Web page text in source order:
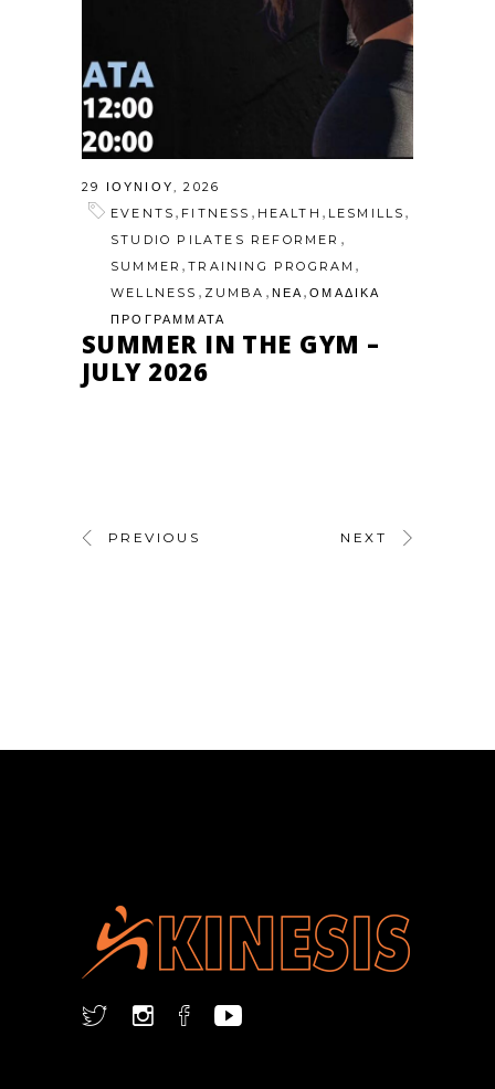
29 ΙΟΥΝΊΟΥ, 2026
EVENTS , FITNESS , HEALTH , LESMILLS ,
STUDIO PILATES REFORMER ,
SUMMER ,TRAINING PROGRAM ,
WELLNESS , ZUMBA , ΝΕΑ,ΟΜΑΔΙΚΑ
ΠΡΟΓΡΑΜΜΑΤΑ
SUMMER IN THE GYM –
JULY 2026
PREVIOUS NEXT